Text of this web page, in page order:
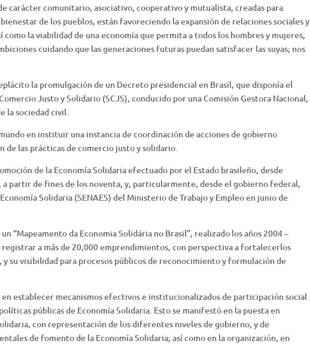
carácter comunitario, asociativo, cooperativo y mutualista, creadas para
de los pueblos, están favoreciendo la expansión de relaciones sociales y
la viabilidad de una economía que permita a todos los hombres y mujeres,
cuidando que las generaciones futuras puedan satisfacer las suyas; nos
la promulgación de un Decreto presidencial en Brasil, que disponía el
Justo y Solidario (SCJS), conducido por una Comisión Gestora Nacional,
la sociedad civil.
en instituir una instancia de coordinación de acciones de gobierno
las prácticas de comercio justo y solidario.
de la Economía Solidaria efectuado por el Estado brasileño, desde
a partir de fines de los noventa, y, particularmente, desde el gobierno federal,
Solidaria (SENAES) del Ministerio de Trabajo y Empleo en junio de
“Mapeamento da Economia Solidária no Brasil”, realizado los años 2004 –
a más de 20,000 emprendimientos, con perspectiva a fortalecerlos
su visibilidad para procesos públicos de reconocimiento y formulación de
en establecer mecanismos efectivos e institucionalizados de participación social
públicas de Economía Solidaria. Esto se manifestó en la puesta en
con representación de los diferentes niveles de gobierno, y de
de fomento de la Economía Solidaria; así como en la organización, en